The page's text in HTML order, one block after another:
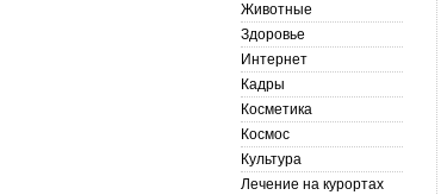
Животные
Здоровье
Интернет
Кадры
Косметика
Космос
Культура
Лечение на курортах